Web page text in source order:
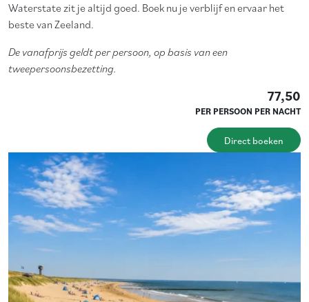
Waterstate zit je altijd goed. Boek nu je verblijf en ervaar het
beste van Zeeland.
De vanafprijs geldt per persoon, op basis van een
tweepersoonsbezetting.
77,50
PER PERSOON PER NACHT
Direct boeken